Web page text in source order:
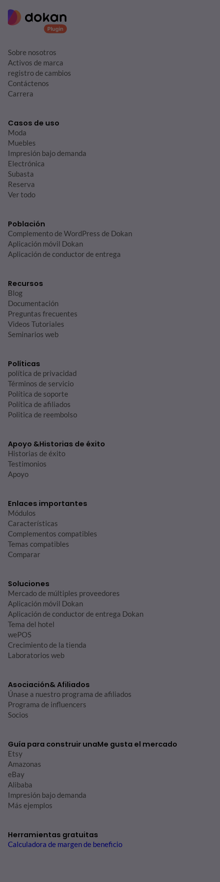
Sobre nosotros
Activos de marca
registro de cambios
Contáctenos
Carrera
Casos de uso
Moda
Muebles
Impresión bajo demanda
Electrónica
Subasta
Reserva
Ver todo
Población
Complemento de WordPress de Dokan
Aplicación móvil Dokan
Aplicación de conductor de entrega
Recursos
Blog
Documentación
Preguntas frecuentes
Videos Tutoriales
Seminarios web
Políticas
política de privacidad
Términos de servicio
Política de soporte
Política de afiliados
Politica de reembolso
Apoyo &Historias de éxito
Historias de éxito
Testimonios
Apoyo
Enlaces importantes
Módulos
Características
Complementos compatibles
Temas compatibles
Comparar
Soluciones
Mercado de múltiples proveedores
Aplicación móvil Dokan
Aplicación de conductor de entrega Dokan
Tema del hotel
wePOS
Crecimiento de la tienda
Laboratorios web
Asociación& Afiliados
Únase a nuestro programa de afiliados
Programa de influencers
Socios
Guía para construir unaMe gusta el mercado
Etsy
Amazonas
eBay
Alibaba
Impresión bajo demanda
Más ejemplos
Herramientas gratuitas
Calculadora de margen de beneficio